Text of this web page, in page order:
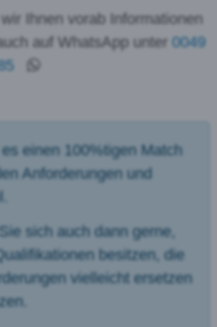
Ihnen vorab Informationen
auf WhatsApp unter 0049
einen 100%tigen Match
Anforderungen und
sich auch dann gerne,
besitzen, die
vielleicht ersetzen